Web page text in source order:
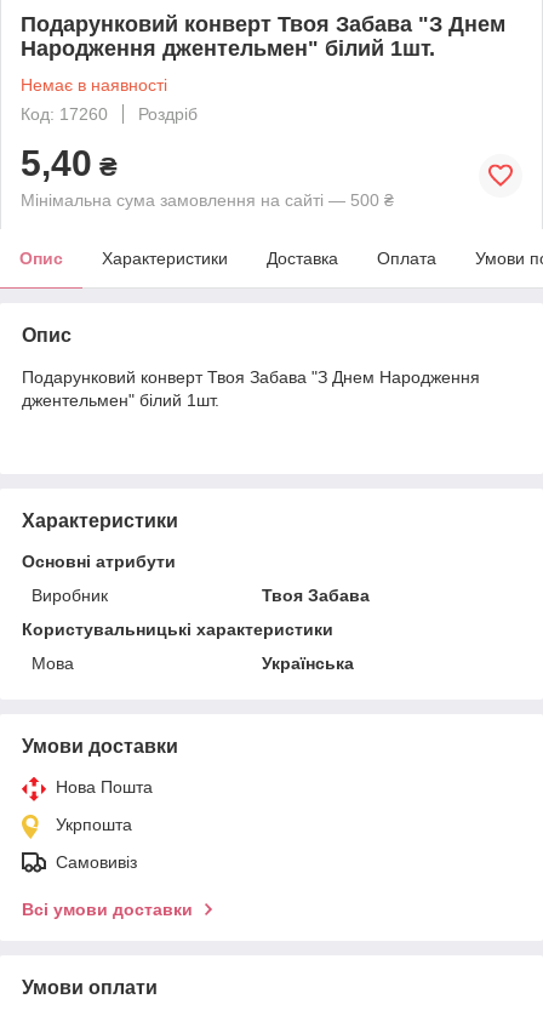
Подарунковий конверт Твоя Забава "З Днем
Народження джентельмен" білий 1шт.
Немає в наявності
Код: 17260
Роздріб
5,40 ₴
Мінімальна сума замовлення на сайті — 500 ₴
Опис Характеристики Доставка Оплата Умови
Опис
Подарунковий конверт Твоя Забава "З Днем Народження
джентельмен" білий 1шт.
Характеристики
Основні атрибути
Виробник
Твоя Забава
Користувальницькі характеристики
Мова
Українська
Умови доставки
Нова Пошта
Укрпошта
Самовивіз
Всі умови доставки
Умови оплати